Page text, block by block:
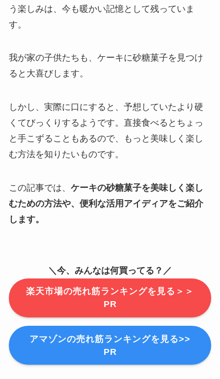
う楽しみは、今も暖かい記憶として残っていま
す。
我が家の子供たちも、ケーキに砂糖菓子を見つけ
ると大喜びします。
しかし、実際に口にすると、予想していたより硬
くてびっくりするようです。直接食べるとちょっ
と手こずることもあるので、もっと美味しく楽し
む方法を知りたいものです。
この記事では、 ケーキの砂糖菓子を美味しく楽し
むための方法や、便利な活用アイディアをご紹介
します。
＼今、みんなは何買ってる？／
楽天市場の売れ筋ランキングを見る＞＞
PR
アマゾンの売れ筋ランキングを見る>>
PR